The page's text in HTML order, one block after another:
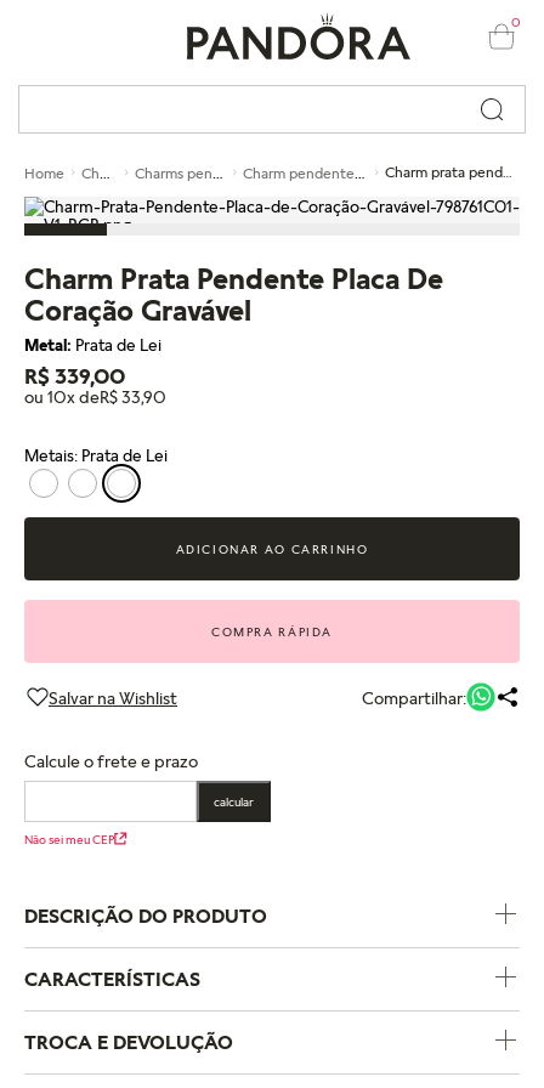
0
Busque por nome ou código...
Home Charm pendente de prata
Charm Prata Pendente Placa De
Coração Gravável
Metal: Prata de Lei
R$ 339,00
ou 10x deR$ 33,90
Metais: Prata de Lei
ADICIONAR AO CARRINHO
COMPRA RÁPIDA
Compartilhar:
Calcule o frete e prazo
calcular
Não sei meu CEP
DESCRIÇÃO DO PRODUTO
CARACTERÍSTICAS
Temas
Amor e Romance
TROCA E DEVOLUÇÃO